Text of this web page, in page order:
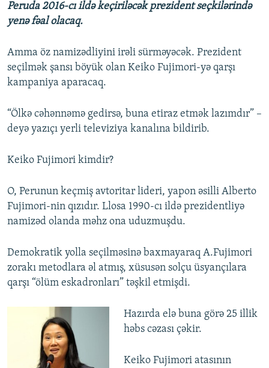
Peruda 2016-cı ildə keçiriləcək prezident seçkilərində
yenə fəal olacaq.
Amma öz namizədliyini irəli sürməyəcək. Prezident
seçilmək şansı böyük olan Keiko Fujimori-yə qarşı
kampaniya aparacaq.
“Ölkə cəhənnəmə gedirsə, buna etiraz etmək lazımdır” –
deyə yazıçı yerli televiziya kanalına bildirib.
Keiko Fujimori kimdir?
O, Perunun keçmiş avtoritar lideri, yapon əsilli Alberto
Fujimori-nin qızıdır. Llosa 1990-cı ildə prezidentliyə
namizəd olanda məhz ona uduzmuşdu.
Demokratik yolla seçilməsinə baxmayaraq A.Fujimori
zorakı metodlara əl atmış, xüsusən solçu üsyançılara
qarşı “ölüm eskadronları” təşkil etmişdi.
Hazırda elə buna görə 25 illik
həbs cəzası çəkir.
Keiko Fujimori atasının